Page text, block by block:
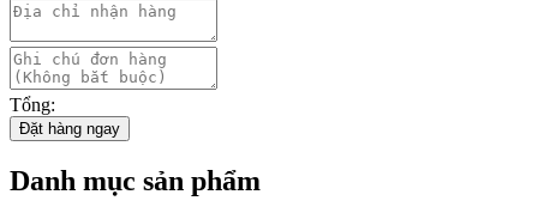
Tổng:
Đặt hàng ngay
Danh mục sản phẩm